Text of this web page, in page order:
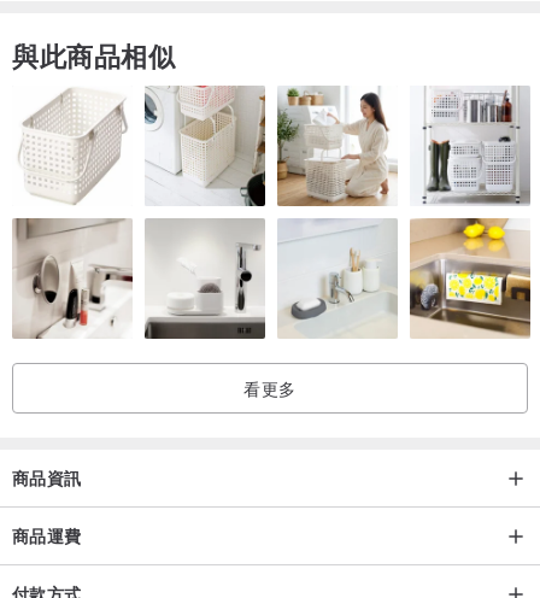
與此商品相似
看更多
商品資訊
商品運費